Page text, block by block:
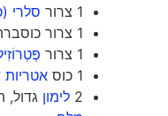
1 צרור
סלרי
1 צרור כוסברה קצוצה
1 צרור
1 כוס
אטריות
2 לימון גדול,